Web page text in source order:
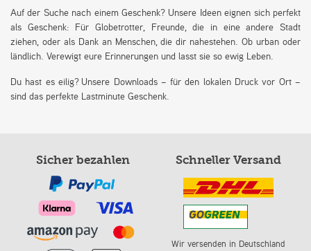
Auf der Suche nach einem Geschenk? Unsere Ideen eignen sich perfekt
als Geschenk: Für Globetrotter, Freunde, die in eine andere Stadt
ziehen, oder als Dank an Menschen, die dir nahestehen. Ob urban oder
ländlich. Verewigt eure Erinnerungen und lasst sie so ewig Leben.
Du hast es eilig? Unsere Downloads – für den lokalen Druck vor Ort –
sind das perfekte Lastminute Geschenk.
Sicher bezahlen Schneller Versand
Wir versenden in Deutschland